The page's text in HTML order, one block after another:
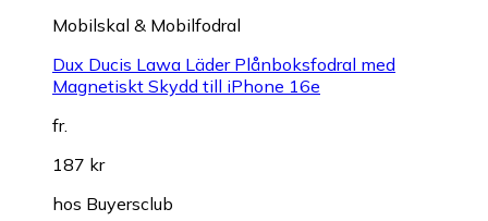
Mobilskal & Mobilfodral
Dux Ducis Lawa Läder Plånboksfodral med
Magnetiskt Skydd till iPhone 16e
fr.
187 kr
hos Buyersclub